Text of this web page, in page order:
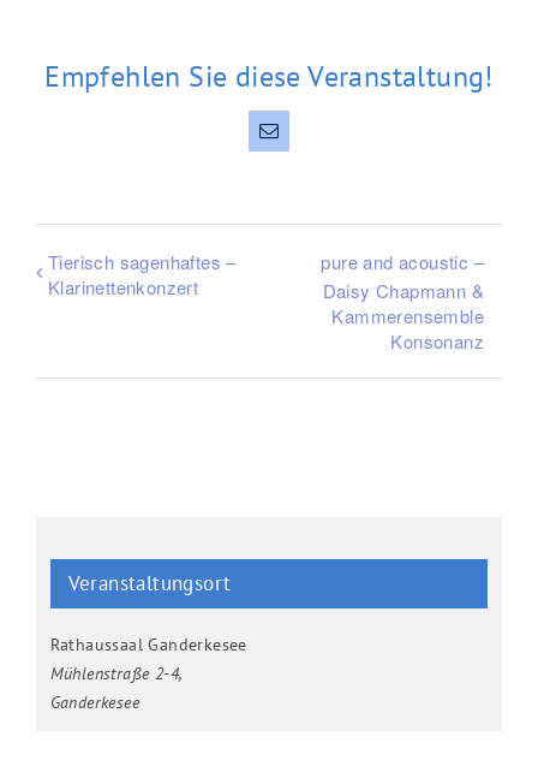
Empfehlen Sie diese Veranstaltung!
E-
Tierisch sagenhaftes –
Klarinettenkonzert
pure and acoustic –
Daisy Chapmann &
Kammerensemble
Konsonanz
Veranstaltungsort
Rathaussaal Ganderkesee
Mühlenstraße 2-4,
Ganderkesee